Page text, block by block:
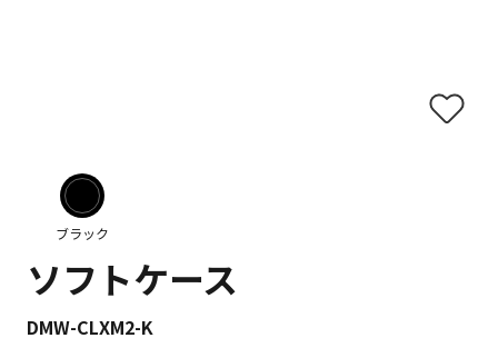
ブラック
ソフトケース
DMW-CLXM2-K